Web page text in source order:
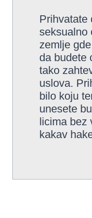
Prihvatate
seksualno
zemlje
da budete
tako
uslova.
bilo koju
unesete
licima bez
kakav